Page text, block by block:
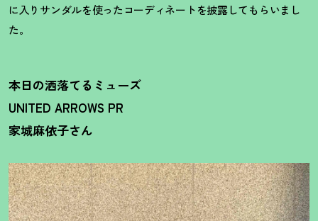
に入りサンダルを使ったコーディネートを披露してもらいまし
た。
本日の洒落てるミューズ
UNITED ARROWS PR
家城麻依子さん